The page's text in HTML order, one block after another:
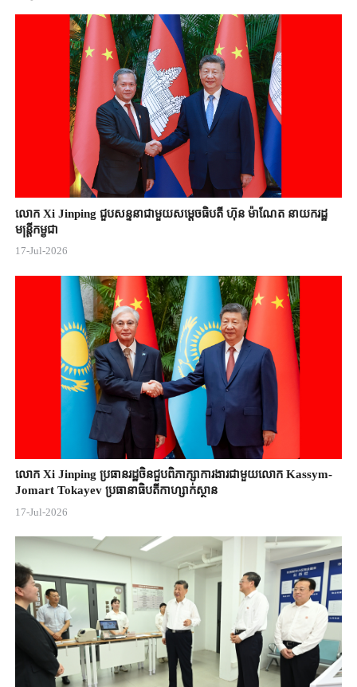
លោក Xi Jinping ជួបសន្ទនាជាមួយសម្តេចធិបតី ហ៊ុន ម៉ាណែត នាយករដ្ឋ
មន្ត្រីកម្ពុជា
17-Jul-2026
លោក Xi Jinping ប្រធានរដ្ឋចិន​ជួបពិភាក្សា​ការងារជាមួយ​លោក Kassym-
Jomart ​Tokayev ​ប្រធានាធិបតី​កាហ្សាក់ស្ថាន​
17-Jul-2026